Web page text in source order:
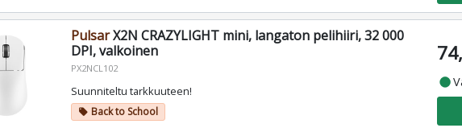
PulsarX2N CRAZYLIGHT mini, langaton pelihiiri, 32 000
DPI, valkoinen
PX2NCL102
Suunniteltu tarkkuuteen!
local_offer Back to School
fiber_manual_record